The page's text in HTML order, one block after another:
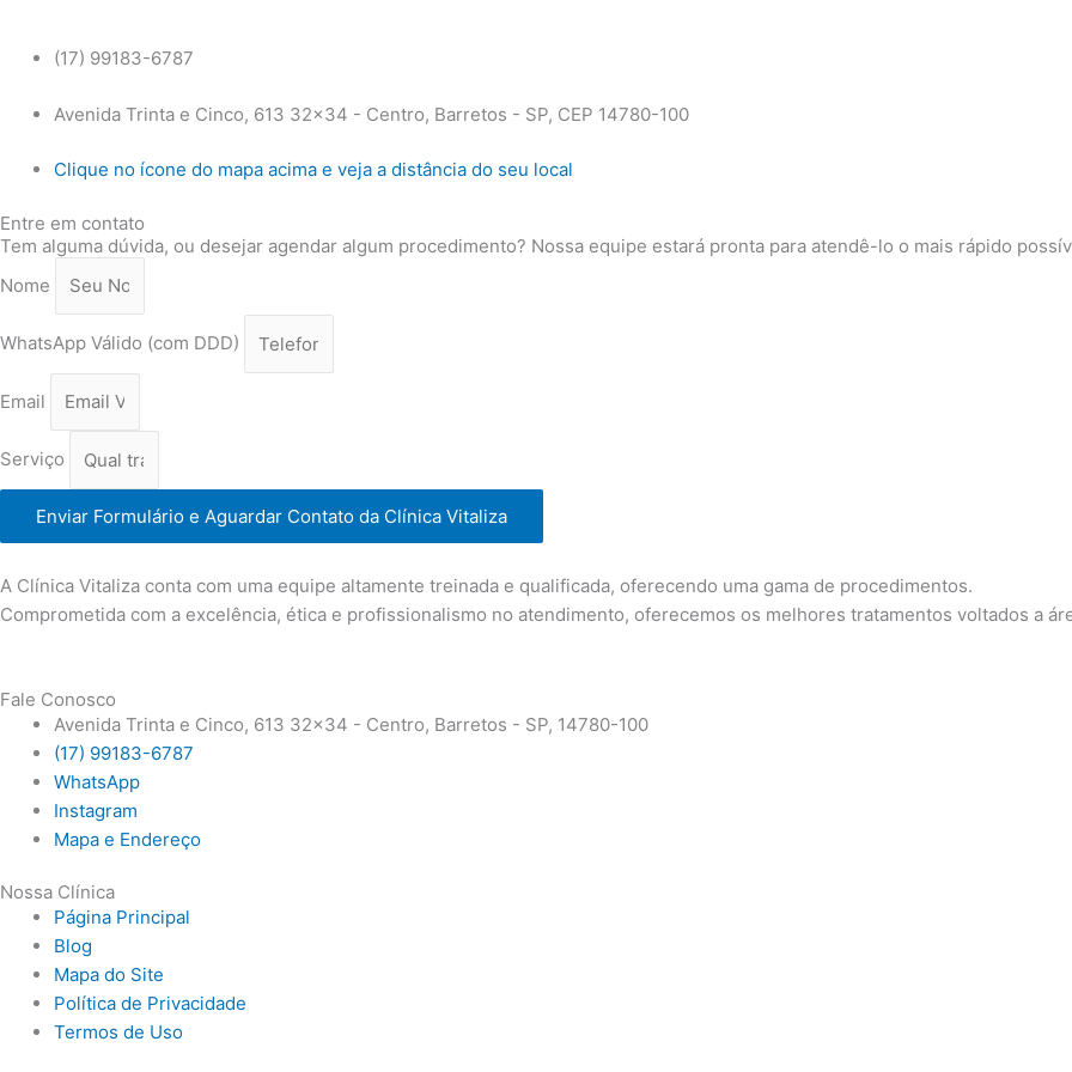
(17) 99183-6787
Avenida Trinta e Cinco, 613 32x34 - Centro, Barretos - SP, CEP 14780-100
Clique no ícone do mapa acima e veja a distância do seu local
Entre em contato
Tem alguma dúvida, ou desejar agendar algum procedimento? Nossa equipe estará pronta para atendê-lo o mais rápido
Nome
WhatsApp Válido (com DDD)
Email
Serviço
Enviar Formulário e Aguardar Contato da Clínica Vitaliza
A Clínica Vitaliza conta com uma equipe altamente treinada e qualificada, oferecendo uma gama de procedimentos.
Comprometida com a excelência, ética e profissionalismo no atendimento, oferecemos os melhores tratamentos voltados a
Fale Conosco
Avenida Trinta e Cinco, 613 32x34 - Centro, Barretos - SP, 14780-100
(17) 99183-6787
WhatsApp
Instagram
Mapa e Endereço
Nossa Clínica
Página Principal
Blog
Mapa do Site
Política de Privacidade
Termos de Uso